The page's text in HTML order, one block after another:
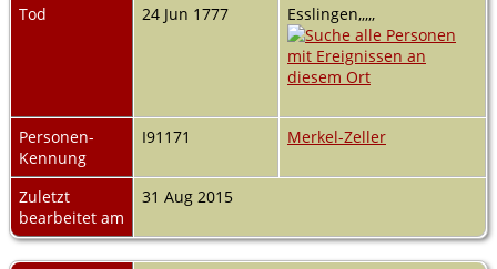
Tod
24 Jun 1777 Esslingen,,,,,
Personen-
Kennung
I91171 Merkel-Zeller
Zuletzt
bearbeitet am
31 Aug 2015